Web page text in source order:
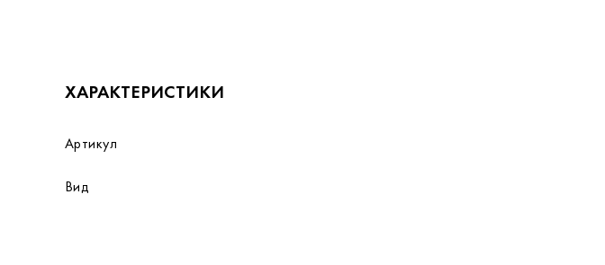
ХАРАКТЕРИСТИКИ
Артикул
Вид